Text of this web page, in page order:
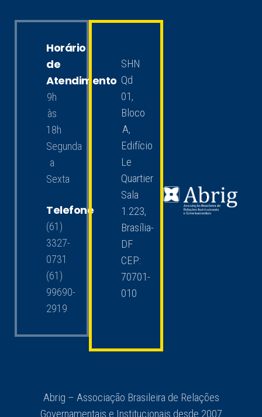
Horário
de
Atendimento
9h
às
18h
Segunda
a
Sexta
Telefone
(61)
3327-
0731
(61)
99690-
2919
SHN
Qd
01,
Bloco
A,
Edifício
Le
Quartier
Sala
1.223,
Brasília-
DF
CEP:
70701-
010
Abrig – Associação Brasileira de Relações
Governamentais e Institucionais desde 2007